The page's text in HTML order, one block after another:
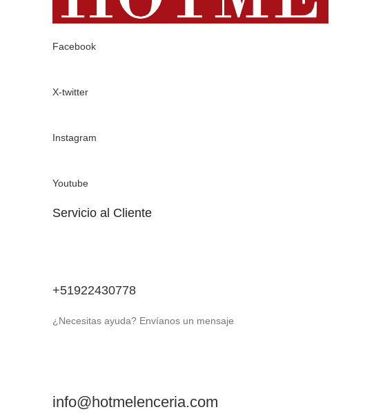
Facebook
X-twitter
Instagram
Youtube
Servicio al Cliente
+51922430778
¿Necesitas ayuda? Envíanos un mensaje
info@hotmelenceria.com